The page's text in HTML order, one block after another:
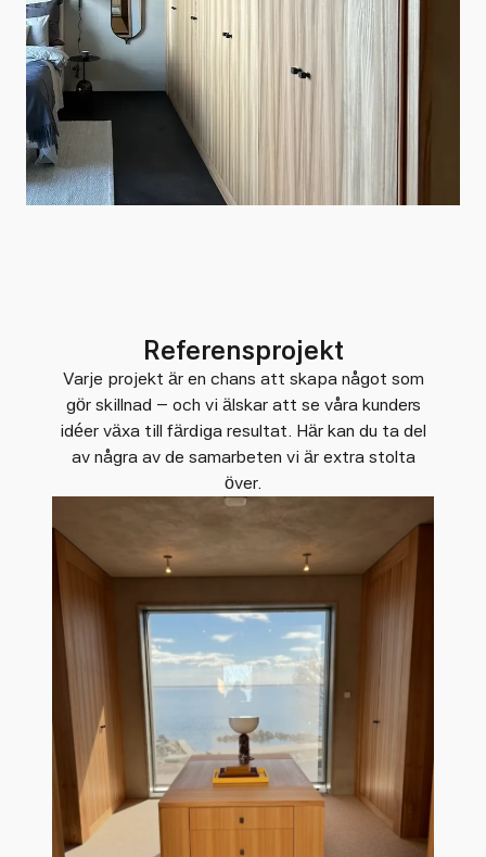
Referensprojekt
Varje projekt är en chans att skapa något som
gör skillnad – och vi älskar att se våra kunders
idéer växa till färdiga resultat. Här kan du ta del
av några av de samarbeten vi är extra stolta
över.